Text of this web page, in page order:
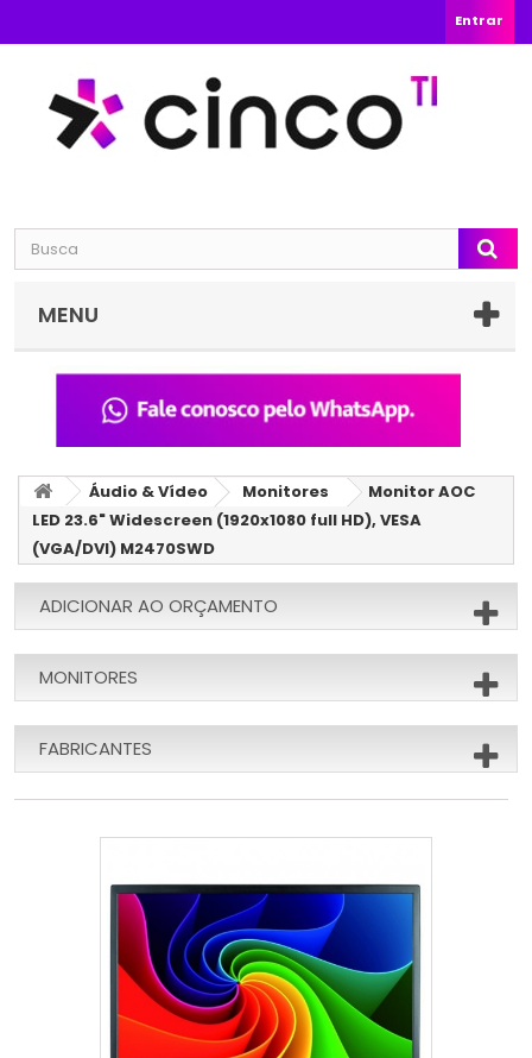
Entrar
MENU
Áudio & Vídeo Monitores
Monitor AOC
LED 23.6" Widescreen (1920x1080 full HD), VESA
(VGA/DVI) M2470SWD
ADICIONAR AO ORÇAMENTO
MONITORES
FABRICANTES